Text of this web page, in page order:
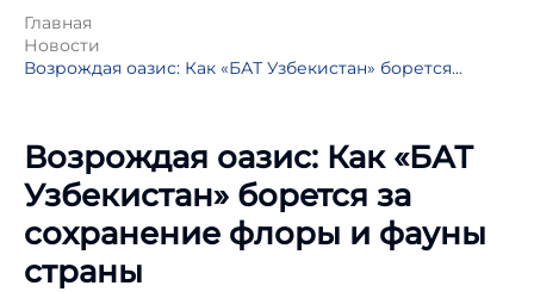
Главная
Новости
Возрождая оазис: Как «БАТ Узбекистан» борется...
Возрождая оазис: Как «БАТ
Узбекистан» борется за
сохранение флоры и фауны
страны